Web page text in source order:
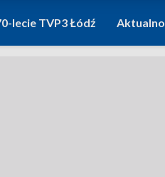
lecie TVP3 Łódź